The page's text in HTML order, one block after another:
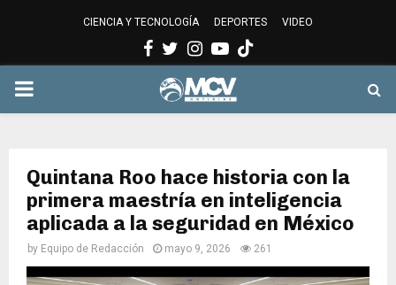
CIENCIA Y TECNOLOGÍA DEPORTES VIDEO
Facebook
Twitter
Instagram
Youtube
PRIMARY
Quintana Roo hace historia con la
primera maestría en inteligencia
aplicada a la seguridad en México
by Equipo de Redacción mayo 9, 2026 261